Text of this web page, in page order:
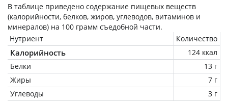
В таблице приведено содержание пищевых веществ
(калорийности, белков, жиров, углеводов, витаминов и
минералов) на 100 грамм съедобной части.
Нутриент
Количество
Калорийность
124 ккал
Белки
13 г
Жиры
7 г
Углеводы
3 г